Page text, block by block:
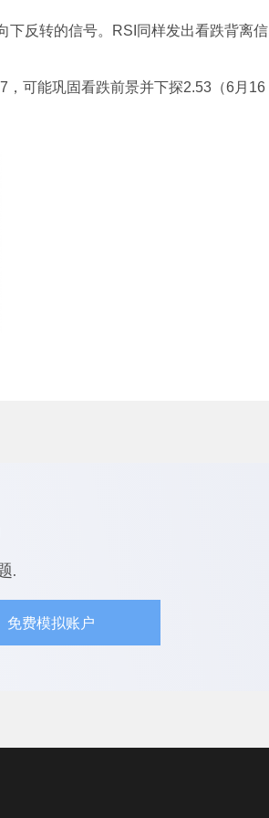
下反转的信号。RSI同样发出看跌背离信
可能巩固看跌前景并下探2.53（6月16
.
免费模拟账户